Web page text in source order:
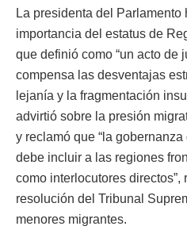
La presidenta del
importancia del estatus de
que definió como “un acto de
compensa las desventajas
lejanía y la fragmentación
advirtió sobre la presión
y reclamó que “la
debe incluir a las regiones
como interlocutores
resolución del Tribunal
menores migrantes.